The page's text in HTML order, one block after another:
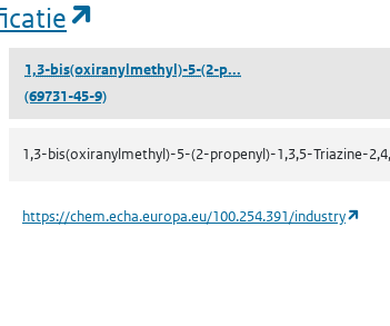
1,3-bis(oxiranylmethyl)-5-(2-p...
(69731-45-9)
1,3-bis(oxiranylmethyl)-5-(2-propenyl)-1,3,5-Triazine-
https://chem.echa.europa.eu/100.254.391/industry